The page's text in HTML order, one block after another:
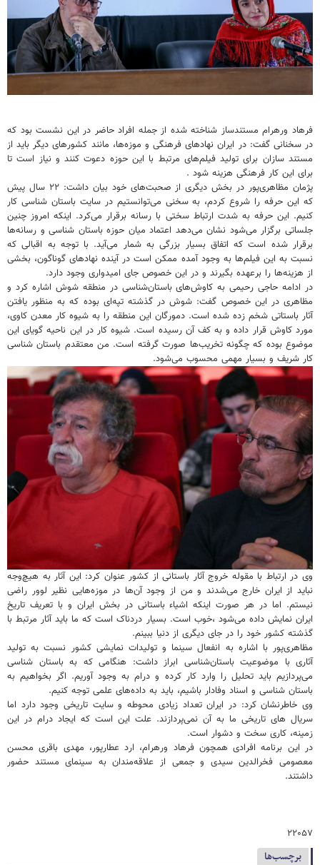
فرهاد ورهرام مستندساز شناخته شده از جمله افراد حاضر در این نشست بود که
در سخنانی گفت: در ایران نهادهای فرهنگی و موزه‌ها، مانند کشورهای دیگر باید از
مستند سازان برای تولید فیلم‌های مرتبط با این حوزه دعوت کنند و نیاز است تا
برای این کار فرهنگی هزینه شود .
پژمان مظاهری‌پور در بخش دیگری از صحبت‌های خود بیان داشت: ۲۲ سال پیش
که این حرفه را شروع کردم، به سخنی می‌توانستیم در سایت باستان شناسی کار
کنیم. این حرفه به شدت ارتباط سختی با رسانه برقرار می‌کرد. اینکه امروز چنین
جلساتی برگزار می‌شود نشان می‌دهد اعتماد میان حوزه باستان شناسی و رسانه‌ها
برقرار شده است که اتفاق بسیار بزرگی به شمار می‌آید. با توجه به اقبالی که
نسبت به این فیلم‌ها به وجود آمده ممکن است در آینده نهادهای گوناگون، بخشی
از هزینه‌ها را برعهده بگیرند و در این خصوص جای امیدواری وجود دارد.
در ادامه حاجی رحیمی به کاوش‌های باستان‌شناسی در منطقه شوش اشاره کرد و
مظاهری در این خصوص گفت: شوش در گذشته تپه‌ای بوده که به منظور یافتن
آثار باستاتی شخم‌ زده شده است. دمورگان این منطقه را به شیوه کار معدن کاوی،
مورد کاوش قرار داده و به کف آن رسیده است. شیوه کار در این ناحیه گویای این
موضوع بوده که چگونه تخریب‌ها صورت گرفته است. من معتقدم باستان شناسی
کار شریف و بسیار مهمی محسوب می‌شود.
وی در ارتباط با مقوله خروج آثار باستانی از کشور عنوان کرد: این آثار به هیچ‌وجه
نباید از ایران خارج می‌شدند و من از وجود آن‌ها در موزه‌هایی نظیر لوور راضی
نیستم. اما در هر صورت اینکه اشیاء باستانی در بخش ایران و با تعریف تاریخ
ایران نمایش داده می‌شود ،خوب است. بسیار دردناک است که ما باید آثار مرتبط با
گذشته کشور خود را در جای دیگری از دنیا ببینم.
مظاهری‌پور با اشاره به انفعال سینما و تولیدات نمایشی کشور نسبت به تولید
آثاری با موضوعیت باستان‌شناسی ابراز داشت: هنگامی که به باستان شناسی
می‌پردازیم باید تحلیل را وارد کار کرده و درام به وجود آوریم. اگر بخواهیم به
باستان شناسی و اسناد وفادار باشیم، باید به داده‌های علمی توجه کنیم.
وی خاطرنشان کرد: در ایران تعداد زیادی محوطه و سایت تاریخی وجود دارد اما
سریال های تاریخی ما به آن نمی‌پردازند. علت این است که ایجاد درام در این
زمینه، کاری سخت و دشوار است.
در این برنامه افرادی همچون فرهاد ورهرام، ارد عطارپور، مهدی باقری محسن
معصومی فخرالدین سیدی و جمعی از علاقه‌مندان به سینمای مستند حضور
داشتند.
۲۲۰۵۷
برچسب‌ها